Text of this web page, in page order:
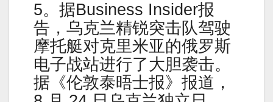
5。据Business Insider报
告，乌克兰精锐突击队驾驶
摩托艇对克里米亚的俄罗斯
电子战站进行了大胆袭击。
据《伦敦泰晤士报》报道，